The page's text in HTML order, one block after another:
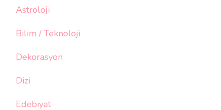
Astroloji
Bilim / Teknoloji
Dekorasyon
Dizi
Edebiyat